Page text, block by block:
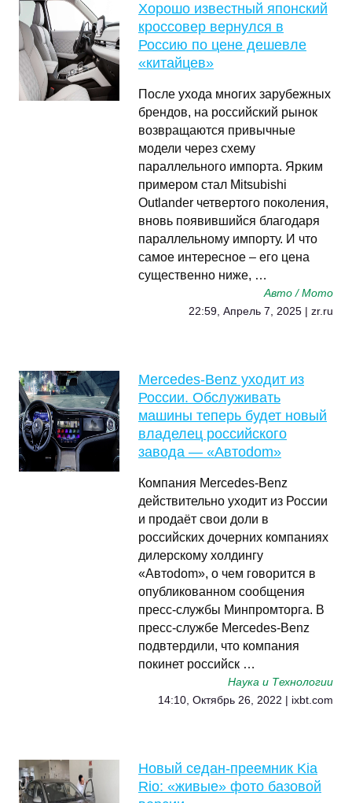
Хорошо известный японский
кроссовер вернулся в
Россию по цене дешевле
«китайцев»
После ухода многих зарубежных
брендов, на российский рынок
возвращаются привычные
модели через схему
параллельного импорта. Ярким
примером стал Mitsubishi
Outlander четвертого поколения,
вновь появившийся благодаря
параллельному импорту. И что
самое интересное – его цена
существенно ниже, …
Авто / Мото
22:59, Апрель 7, 2025 | zr.ru
Mercedes-Benz уходит из
России. Обслуживать
машины теперь будет новый
владелец российского
завода — «Автоdom»
Компания Mercedes-Benz
действительно уходит из России
и продаёт свои доли в
российских дочерних компаниях
дилерскому холдингу
«Автоdom», о чем говорится в
опубликованном сообщения
пресс-службы Минпромторга. В
пресс-службе Mercedes-Benz
подвтердили, что компания
покинет российск …
Наука и Технологии
14:10, Октябрь 26, 2022 | ixbt.com
Новый седан-преемник Kia
Rio: «живые» фото базовой